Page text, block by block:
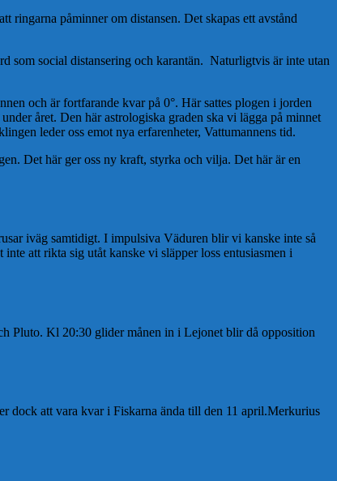
ringarna påminner om distansen. Det skapas ett avstånd
som social distansering och karantän. Naturligtvis är inte utan
och är fortfarande kvar på 0°. Här sattes plogen i jorden
året. Den här astrologiska graden ska vi lägga på minnet
leder oss emot nya erfarenheter, Vattumannens tid.
Det här ger oss ny kraft, styrka och vilja. Det här är en
iväg samtidigt. I impulsiva Väduren blir vi kanske inte så
att rikta sig utåt kanske vi släpper loss entusiasmen i
Pluto. Kl 20:30 glider månen in i Lejonet blir då opposition
dock att vara kvar i Fiskarna ända till den 11 april.Merkurius